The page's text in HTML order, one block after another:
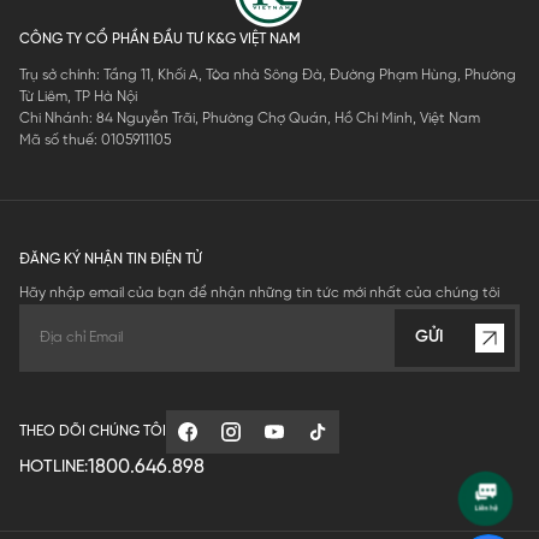
CÔNG TY CỔ PHẦN ĐẦU TƯ K&G VIỆT NAM
Trụ sở chính: Tầng 11, Khối A, Tòa nhà Sông Đà, Đường Phạm Hùng, Phường
Từ Liêm, TP Hà Nội
Chi Nhánh: 84 Nguyễn Trãi, Phường Chợ Quán, Hồ Chí Minh, Việt Nam
Mã số thuế: 0105911105
ĐĂNG KÝ NHẬN TIN ĐIỆN TỬ
Hãy nhập email của bạn để nhận những tin tức mới nhất của chúng tôi
GỬI
THEO DÕI CHÚNG TÔI
HOTLINE:1800.646.898